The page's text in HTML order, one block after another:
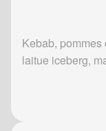
Kebab, pommes
laitue iceberg,